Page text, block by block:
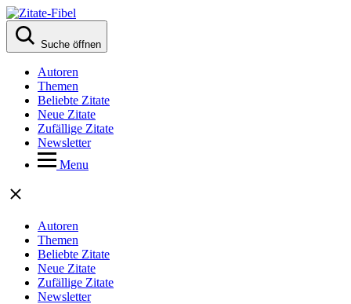
Suche öffnen
Autoren
Themen
Beliebte Zitate
Neue Zitate
Zufällige Zitate
Newsletter
Menu
Autoren
Themen
Beliebte Zitate
Neue Zitate
Zufällige Zitate
Newsletter